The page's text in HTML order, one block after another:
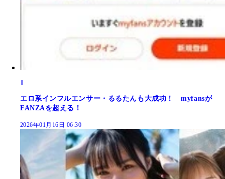
1
エロ系インフルエンサー・るるたんも大成功！ myfansが
FANZAを超える！
2026年01月16日 06:30